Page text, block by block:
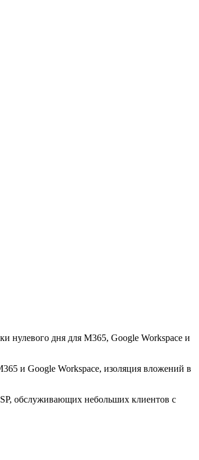
нулевого дня для M365, Google Workspace и
и Google Workspace, изоляция вложений в
обслуживающих небольших клиентов с